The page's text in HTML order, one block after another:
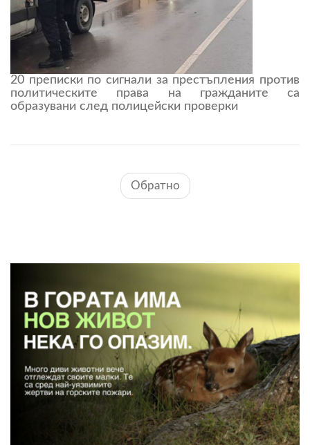
20 преписки по сигнали за престъпления против
политическите права на гражданите са
образувани след полицейски проверки
Обратно